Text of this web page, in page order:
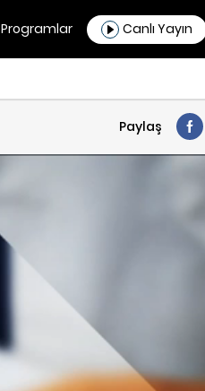
Programlar Canlı Yayın
Paylaş